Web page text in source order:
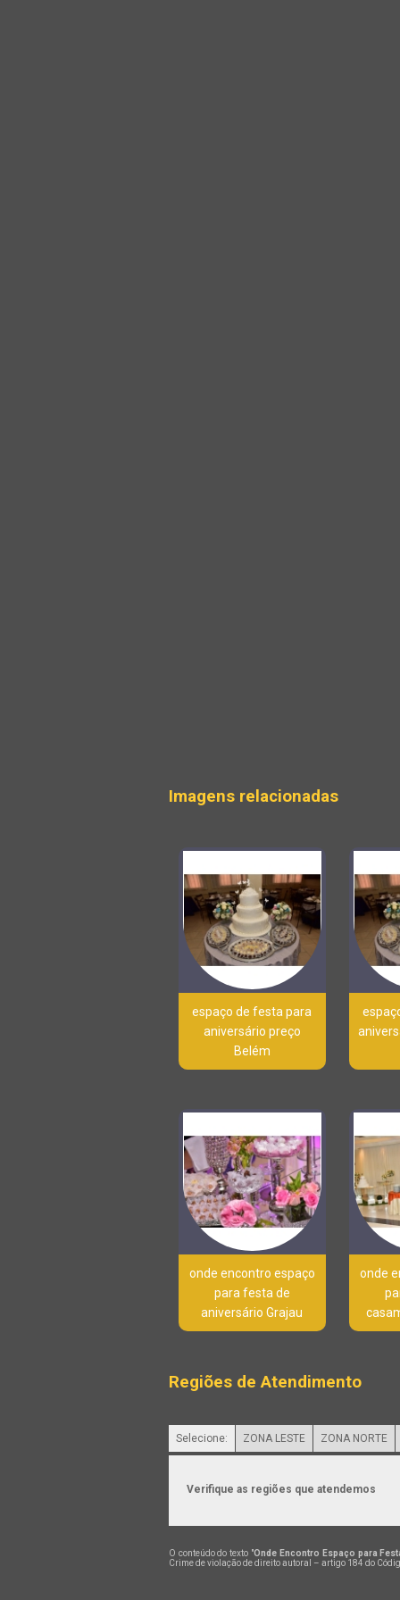
Imagens relacionadas
espaço de festa para
aniversário preço
Belém
onde encontro espaço
para festa de
aniversário Grajau
onde
Regiões de Atendimento
Selecione: ZONA LESTE ZONA NORTE
Verifique as regiões que atendemos
O conteúdo do texto "Onde Encontro Espaço para
Crime de violação de direito autoral – artigo 184 do